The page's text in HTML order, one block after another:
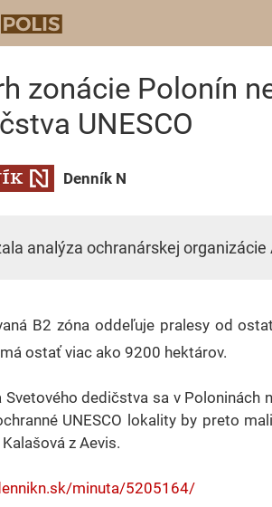
field
zonácie Polonín
UNESCO
Denník N
analýza ochranárskej
B2 zóna oddeľuje pralesy od
ostať viac ako 9200 hektárov.
Svetového dedičstva sa v
UNESCO lokality by preto
z Aevis.
minuta/5205164/